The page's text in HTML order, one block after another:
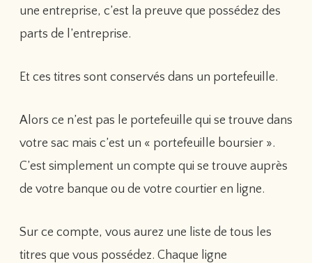
une entreprise, c’est la preuve que possédez des
parts de l’entreprise.
Et ces titres sont conservés dans un portefeuille.
Alors ce n’est pas le portefeuille qui se trouve dans
votre sac mais c’est un « portefeuille boursier ».
C’est simplement un compte qui se trouve auprès
de votre banque ou de votre courtier en ligne.
Sur ce compte, vous aurez une liste de tous les
titres que vous possédez. Chaque ligne